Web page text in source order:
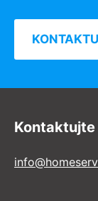
Kontaktujte